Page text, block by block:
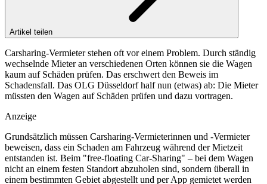
Artikel teilen
Carsharing-Vermieter stehen oft vor einem Problem. Durch ständig
wechselnde Mieter an verschiedenen Orten können sie die Wagen
kaum auf Schäden prüfen. Das erschwert den Beweis im
Schadensfall. Das OLG Düsseldorf half nun (etwas) ab: Die Mieter
müssten den Wagen auf Schäden prüfen und dazu vortragen.
Anzeige
Grundsätzlich müssen Carsharing-Vermieterinnen und -Vermieter
beweisen, dass ein Schaden am Fahrzeug während der Mietzeit
entstanden ist. Beim "free-floating Car-Sharing" – bei dem Wagen
nicht an einem festen Standort abzuholen sind, sondern überall in
einem bestimmten Gebiet abgestellt und per App gemietet werden